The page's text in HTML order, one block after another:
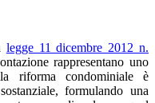
legge 11 dicembre 2012 n.
rappresentano uno
riforma condominiale è
formulando una